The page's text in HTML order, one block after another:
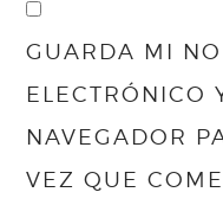
GUARDA MI
ELECTRÓNICO
NAVEGADOR
VEZ QUE